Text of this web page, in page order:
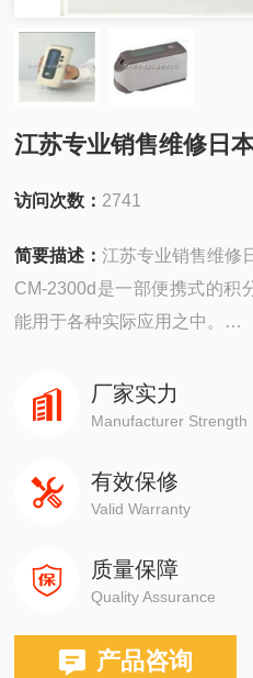
江苏专业销售维修日
访问次数： 2741
简要描述：江苏专业销售维修
CM-2300d是一部便携式的积
能用于各种实际应用之中。
存储Z多1700份数据
高精度传感器 测量间隔达到
厂家实力
Manufacturer Strength
有效保修
Valid Warranty
质量保障
Quality Assurance
产品咨询